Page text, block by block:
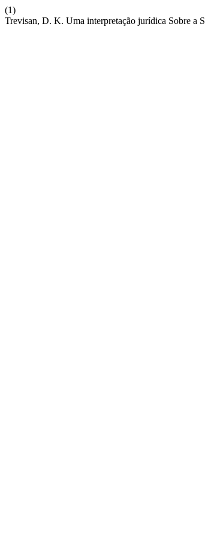
(1)
Trevisan, D. K. Uma interpretação jurídica Sobre a